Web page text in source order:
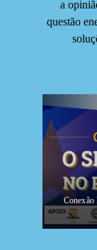
a
questão
Conexão